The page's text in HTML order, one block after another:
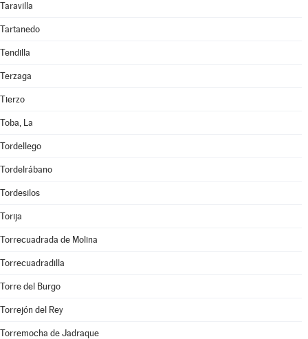
Taravilla
Tartanedo
Tendilla
Terzaga
Tierzo
Toba, La
Tordellego
Tordelrábano
Tordesilos
Torija
Torrecuadrada de Molina
Torrecuadradilla
Torre del Burgo
Torrejón del Rey
Torremocha de Jadraque